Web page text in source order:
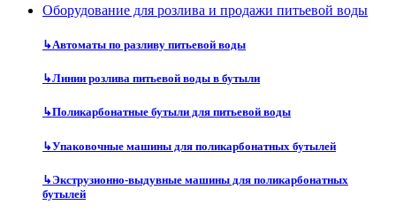
Оборудование для розлива и продажи питьевой воды
↳Автоматы по разливу питьевой воды
↳Линии розлива питьевой воды в бутыли
↳Поликарбонатные бутыли для питьевой воды
↳Упаковочные машины для поликарбонатных бутылей
↳Экструзионно-выдувные машины для поликарбонатных
бутылей